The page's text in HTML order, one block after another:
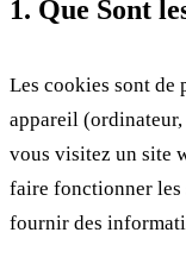
1. Que Sont
Les cookies sont de
appareil
vous visitez un site
faire fonctionner les
fournir des